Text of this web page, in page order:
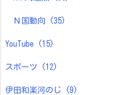
Ｎ国動向 (35)
YouTube (15)
スポーツ (12)
伊田和楽河のじ (9)